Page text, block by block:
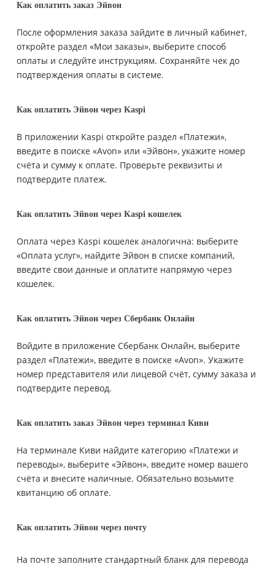
Как оплатить заказ Эйвон
После оформления заказа зайдите в личный кабинет,
откройте раздел «Мои заказы», выберите способ
оплаты и следуйте инструкциям. Сохраняйте чек до
подтверждения оплаты в системе.
Как оплатить Эйвон через Kaspi
В приложении Kaspi откройте раздел «Платежи»,
введите в поиске «Avon» или «Эйвон», укажите номер
счёта и сумму к оплате. Проверьте реквизиты и
подтвердите платеж.
Как оплатить Эйвон через Kaspi кошелек
Оплата через Kaspi кошелек аналогична: выберите
«Оплата услуг», найдите Эйвон в списке компаний,
введите свои данные и оплатите напрямую через
кошелек.
Как оплатить Эйвон через Сбербанк Онлайн
Войдите в приложение Сбербанк Онлайн, выберите
раздел «Платежи», введите в поиске «Avon». Укажите
номер представителя или лицевой счёт, сумму заказа и
подтвердите перевод.
Как оплатить заказ Эйвон через терминал Киви
На терминале Киви найдите категорию «Платежи и
переводы», выберите «Эйвон», введите номер вашего
счёта и внесите наличные. Обязательно возьмите
квитанцию об оплате.
Как оплатить Эйвон через почту
На почте заполните стандартный бланк для перевода